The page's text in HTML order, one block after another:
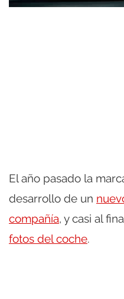
El año pasado la
desarrollo de un
compañía, y casi al
fotos del coche.